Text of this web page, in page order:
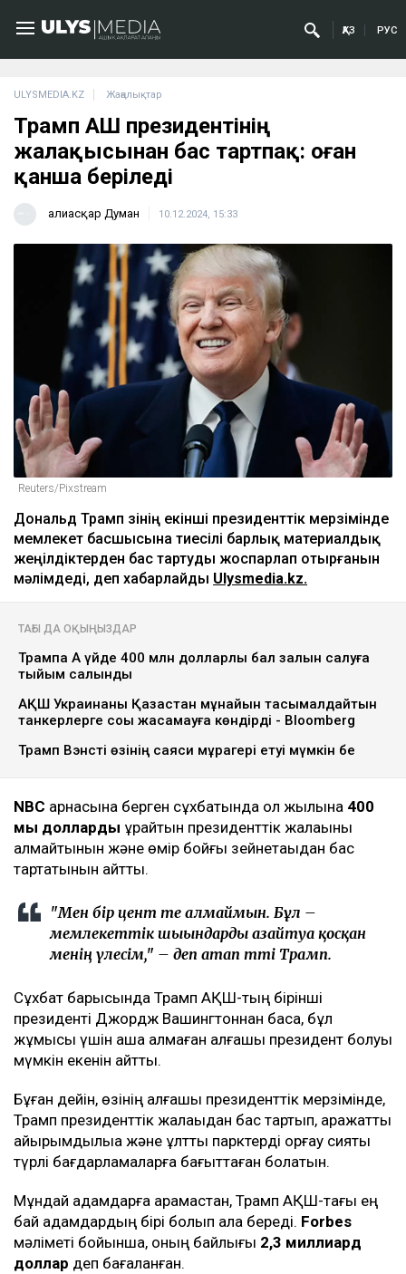
ҚАЗ РУС
ULYSMEDIA.KZ Жаңалықтар
Трамп АҚШ президентінің
жалақысынан бас тартпақ: оған
қанша беріледі
Ғалиасқар Думан 10.12.2024, 15:33
Reuters/Pixstream
Дональд Трамп өзінің екінші президенттік мерзімінде
мемлекет басшысына тиесілі барлық материалдық
жеңілдіктерден бас тартуды жоспарлап отырғанын
мәлімдеді, деп хабарлайды Ulysmedia.kz.
ТАҒЫ ДА ОҚЫҢЫЗДАР
Трампқа Ақ үйде 400 млн долларлық бал залын салуға
тыйым салынды
АҚШ Украинаны Қазақстан мұнайын тасымалдайтын
танкерлерге соққы жасамауға көндірді - Bloomberg
Трамп Вэнсті өзінің саяси мұрагері етуі мүмкін бе
NBC арнасына берген сұхбатында ол жылына 400
мың долларды құрайтын президенттік жалақыны
алмайтынын және өмір бойғы зейнетақыдан бас
тартатынын айтты.
"Мен бір цент те алмаймын. Бұл –
мемлекеттік шығындарды азайтуға қосқан
менің үлесім," – деп атап өтті Трамп.
Сұхбат барысында Трамп АҚШ-тың бірінші
президенті Джордж Вашингтоннан басқа, бұл
жұмысы үшін ақша алмаған алғашқы президент болуы
мүмкін екенін айтты.
Бұған дейін, өзінің алғашқы президенттік мерзімінде,
Трамп президенттік жалақыдан бас тартып, қаражатты
қайырымдылыққа және ұлттық парктерді қорғау сияқты
түрлі бағдарламаларға бағыттаған болатын.
Мұндай қадамдарға қарамастан, Трамп АҚШ-тағы ең
бай адамдардың бірі болып қала береді. Forbes
мәліметі бойынша, оның байлығы 2,3 миллиард
доллар деп бағаланған.